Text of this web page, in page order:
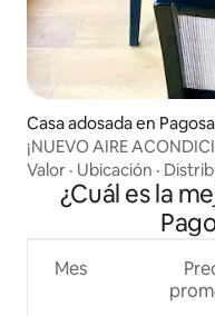
Casa adosada en
¡NUEVO AIRE
jacuzzi, sauna.
Valor · Ubicación ·
¿Cuál es la
Mes